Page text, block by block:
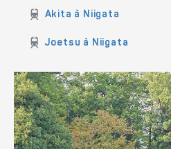
Akita à Niigata
Joetsu à Niigata